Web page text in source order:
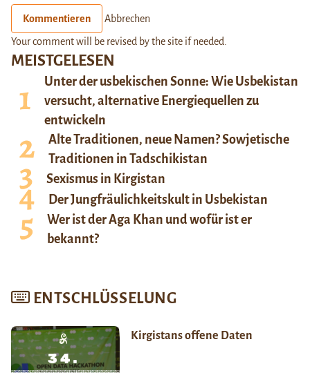
MEISTGELESEN
Unter der usbekischen Sonne: Wie Usbekistan
versucht, alternative Energiequellen zu
entwickeln
Alte Traditionen, neue Namen? Sowjetische
Traditionen in Tadschikistan
Sexismus in Kirgistan
Der Jungfräulichkeitskult in Usbekistan
Wer ist der Aga Khan und wofür ist er
bekannt?
ENTSCHLÜSSELUNG
Kirgistans offene Daten
Kommentieren Abbrechen
Your comment will be revised by the site if needed.